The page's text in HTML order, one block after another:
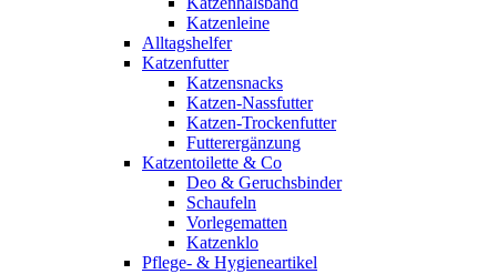
Katzenleine
Alltagshelfer
Katzenfutter
Katzensnacks
Katzen-Nassfutter
Katzen-Trockenfutter
Futterergänzung
Katzentoilette & Co
Deo & Geruchsbinder
Schaufeln
Vorlegematten
Katzenklo
Pflege- & Hygieneartikel